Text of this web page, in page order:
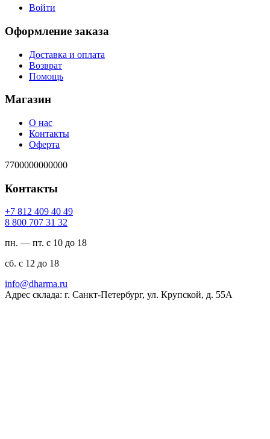
Войти
Оформление заказа
Доставка и оплата
Возврат
Помощь
Магазин
О нас
Контакты
Оферта
7700000000000
Контакты
94 04 904 218 7+
23 13 707 008 8
пн. — пт. с 10 до 18
сб. с 12 до 18
ur.amrahd@ofni
Адрес склада: г. Санкт-Петербург, ул. Крупской, д. 55А